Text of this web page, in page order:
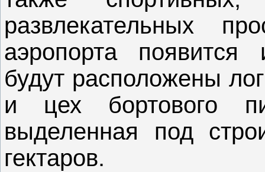
развлекательных
аэропорта появится
будут расположены
и цех бортового
выделенная под
гектаров.